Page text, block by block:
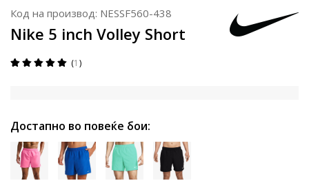
Код на производ: NESSF560-438
Nike 5 inch Volley Short
1
Достапно во повеќе бои: